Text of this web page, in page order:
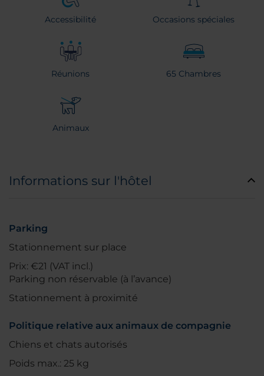
Accessibilité Occasions spéciales
Réunions 65 Chambres
Animaux
Informations sur l'hôtel
Parking
Stationnement sur place
Prix: €21 (VAT incl.)
Parking non réservable (à l’avance)
Stationnement à proximité
Politique relative aux animaux de compagnie
Chiens et chats autorisés
Poids max.: 25 kg